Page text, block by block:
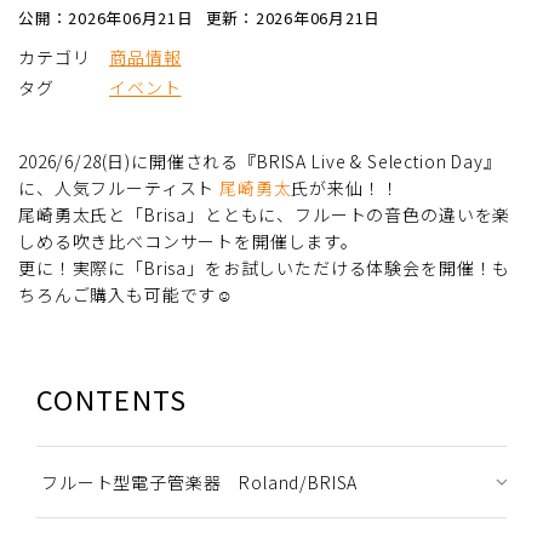
公開：2026年06月21日 更新：2026年06月21日
カテゴリ
商品情報
タグ
イベント
2026/6/28(日)に開催される『BRISA Live & Selection Day』
に、人気フルーティスト 尾崎勇太氏が来仙！！
尾崎勇太氏と「Brisa」とともに、フルートの音色の違いを楽
しめる吹き比べコンサートを開催します。
更に！実際に「Brisa」をお試しいただける体験会を開催！も
ちろんご購入も可能です☺
CONTENTS
フルート型電子管楽器 Roland/BRISA